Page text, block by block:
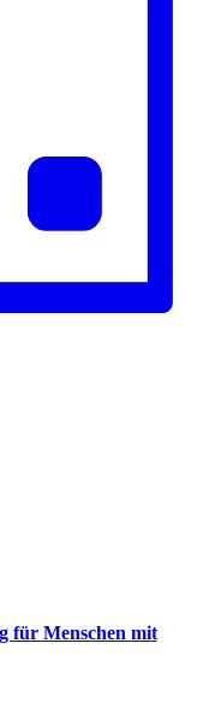
für Menschen mit